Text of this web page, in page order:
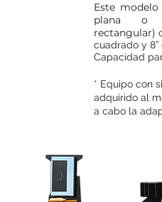
Este
plana o
rectangular)
cuadrado y
Capacidad
* Equipo con
adquirido al
a cabo la